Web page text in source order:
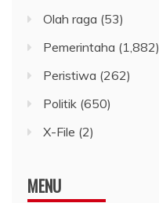
Olah raga (53)
Pemerintaha (1,882)
Peristiwa (262)
Politik (650)
X-File (2)
MENU